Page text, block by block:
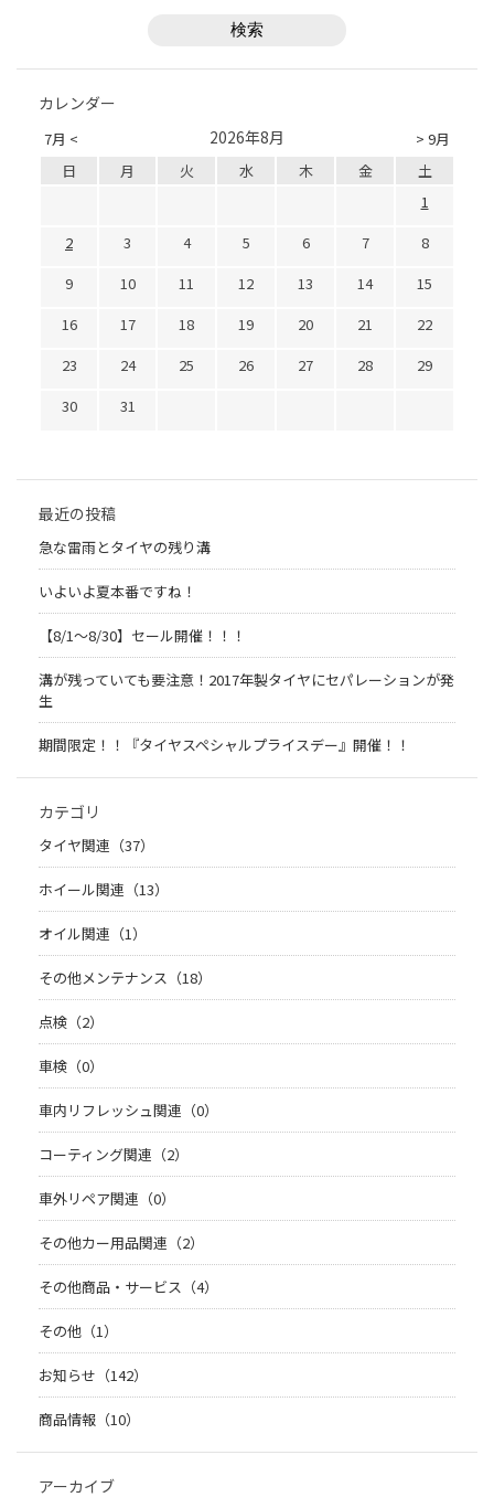
カレンダー
7月 < > 9月
2026年8月
日 月 火 水 木 金
土
1
2
3 4 5 6 7
8
9
10 11 12 13 14
15
16
17 18 19 20 21
22
23
24 25 26 27 28
29
30
31
最近の投稿
急な雷雨とタイヤの残り溝
いよいよ夏本番ですね！
【8/1～8/30】セール開催！！！
溝が残っていても要注意！2017年製タイヤにセパレーションが発
生
期間限定！！『タイヤスペシャルプライスデー』開催！！
カテゴリ
タイヤ関連（37）
ホイール関連（13）
オイル関連（1）
その他メンテナンス（18）
点検（2）
車検（0）
車内リフレッシュ関連（0）
コーティング関連（2）
車外リペア関連（0）
その他カー用品関連（2）
その他商品・サービス（4）
その他（1）
お知らせ（142）
商品情報（10）
アーカイブ